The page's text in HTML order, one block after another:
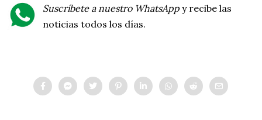
Suscríbete a nuestro WhatsApp y recibe las
noticias todos los días.